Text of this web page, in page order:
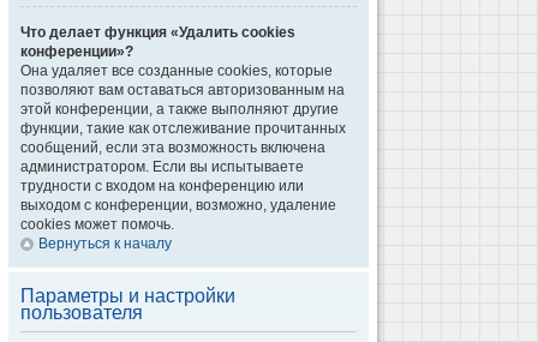
Что делает функция «Удалить cookies
конференции»?
Она удаляет все созданные cookies, которые
позволяют вам оставаться авторизованным на
этой конференции, а также выполняют другие
функции, такие как отслеживание прочитанных
сообщений, если эта возможность включена
администратором. Если вы испытываете
трудности с входом на конференцию или
выходом с конференции, возможно, удаление
cookies может помочь.
Вернуться к началу
Параметры и настройки
пользователя